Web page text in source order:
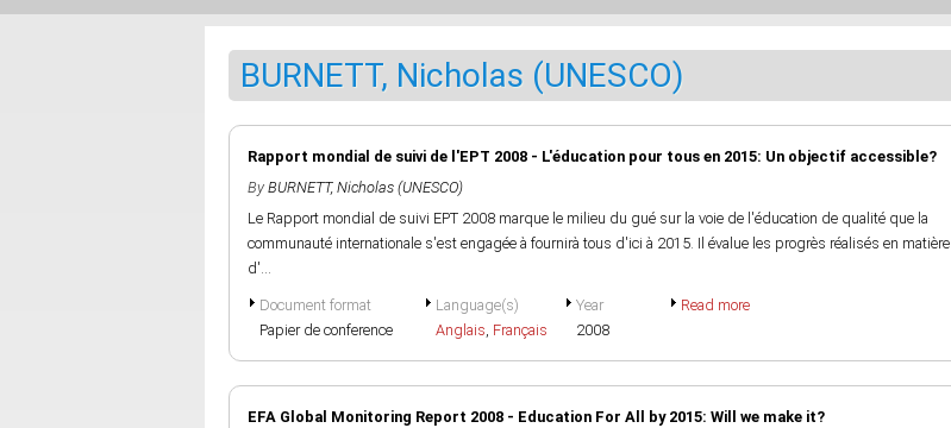
BURNETT, Nicholas (UNESCO)
Rapport mondial de suivi de l'EPT 2008 - L'éducation pour tous en 2015: Un objectif accessible?
By BURNETT, Nicholas (UNESCO)
Le Rapport mondial de suivi EPT 2008 marque le milieu du gué sur la voie de l'éducation de qualité que la
communauté internationale s'est engagée à fournirà tous d'ici à 2015. Il évalue les progrès réalisés en matière
d'...
Document format
Papier de conference
Language(s)
Anglais, Français
Year
2008
Read more
EFA Global Monitoring Report 2008 - Education For All by 2015: Will we make it?